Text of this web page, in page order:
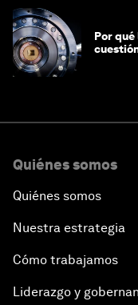
Por
Quiénes somos
Quiénes somos
Nuestra estrategia
Cómo trabajamos
Liderazgo y